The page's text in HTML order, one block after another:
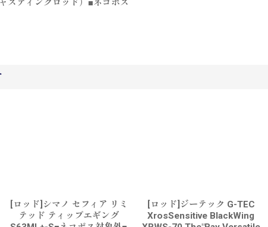
スティングロッド）■ネコポス
[ロッド]シマノ セフィア リミ
テッド ティップエギング
[ロッド]ジーテック G-TEC
XrosSensitive BlackWing